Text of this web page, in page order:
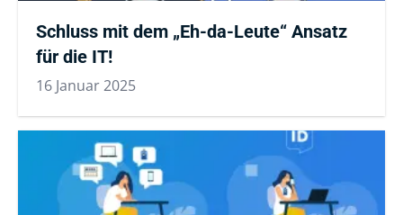
Schluss mit dem „Eh-da-Leute“ Ansatz
für die IT!
16 Januar 2025